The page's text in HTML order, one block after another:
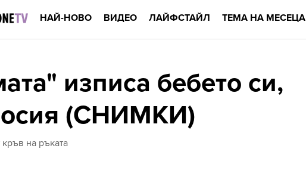
НАЙ-НОВО ВИДЕО ЛАЙФСТАЙЛ ТЕМА НА МЕСЕЦА
изписа бебето си,
(СНИМКИ)
на ръката